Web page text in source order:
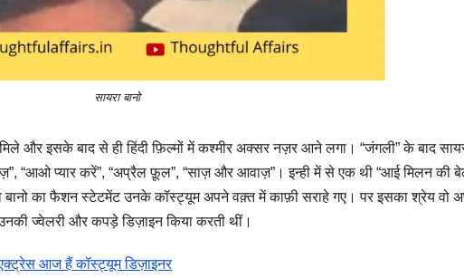
सायरा बानो
और इसके बाद से ही हिंदी फ़िल्मों में कश्मीर अक्सर नज़र आने लगा। “जंगली” के बाद
“आओ प्यार करें”, “अप्रैल फ़ूल”, “साज़ और आवाज़”। इन्ही में से एक थी “आई मिलन की
का फैशन स्टेटमेंट उनके कॉस्ट्यूम अपने वक़्त में काफ़ी सराहे गए। पर इसका श्रेय वो
ज्वेलरी और कपड़े डिज़ाइन किया करती थीं।
एक्ट्रेस आज हैं कॉस्ट्यूम डिज़ाइनर